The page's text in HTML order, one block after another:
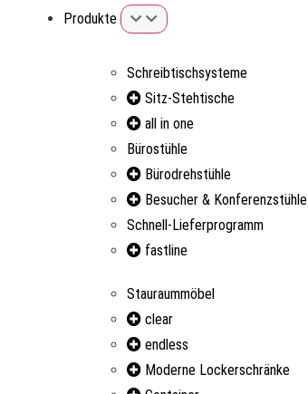
Produkte
Schreibtischsysteme
Sitz-Stehtische
all in one
Bürostühle
Bürodrehstühle
Besucher & Konferenzstühle
Schnell-Lieferprogramm
fastline
Stauraummöbel
clear
endless
Moderne Lockerschränke